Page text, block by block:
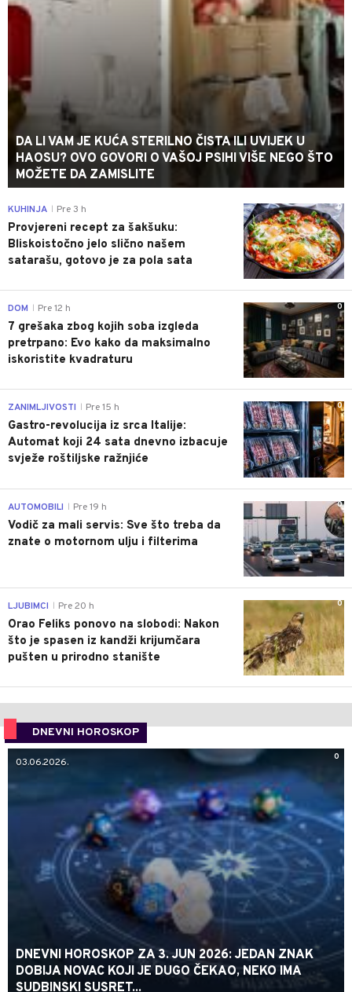
DA LI VAM JE KUĆA STERILNO ČISTA ILI UVIJEK U
HAOSU? OVO GOVORI O VAŠOJ PSIHI VIŠE NEGO ŠTO
MOŽETE DA ZAMISLITE
0
KUHINJA Pre 3 h
Provjereni recept za šakšuku:
Bliskoistočno jelo slično našem
satarašu, gotovo je za pola sata
0
DOM Pre 12 h
7 grešaka zbog kojih soba izgleda
pretrpano: Evo kako da maksimalno
iskoristite kvadraturu
0
ZANIMLJIVOSTI Pre 15 h
Gastro-revolucija iz srca Italije:
Automat koji 24 sata dnevno izbacuje
svježe roštiljske ražnjiće
0
AUTOMOBILI Pre 19 h
Vodič za mali servis: Sve što treba da
znate o motornom ulju i filterima
0
LJUBIMCI Pre 20 h
Orao Feliks ponovo na slobodi: Nakon
što je spasen iz kandži krijumčara
pušten u prirodno stanište
DNEVNI HOROSKOP
0
03.06.2026.
DNEVNI HOROSKOP ZA 3. JUN 2026: JEDAN ZNAK
DOBIJA NOVAC KOJI JE DUGO ČEKAO, NEKO IMA
SUDBINSKI SUSRET...